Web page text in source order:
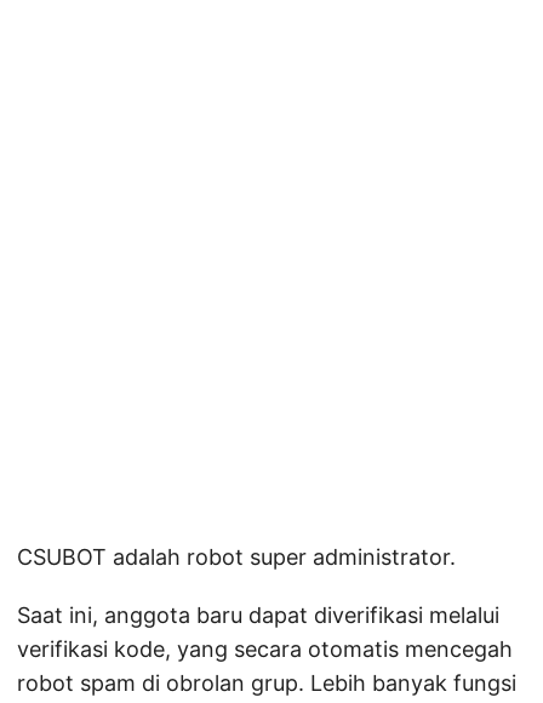
CSUBOT adalah robot super administrator.
Saat ini, anggota baru dapat diverifikasi melalui
verifikasi kode, yang secara otomatis mencegah
robot spam di obrolan grup. Lebih banyak fungsi